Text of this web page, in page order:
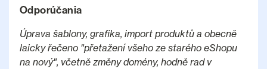
Odporúčania
Úprava šablony, grafika, import produktů a obecně
laicky řečeno "přetažení všeho ze starého eShopu
na nový", včetně změny domény, hodně rad v